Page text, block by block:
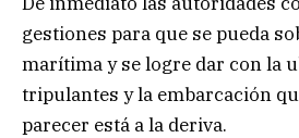
gestiones para que se pueda
marítima y se logre dar con la
tripulantes y la embarcación
parecer está a la deriva.